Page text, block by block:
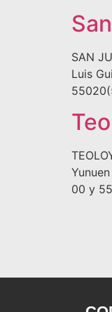
SAN
Luis
00 y